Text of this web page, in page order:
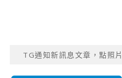
TG通知新訊息文章，點照